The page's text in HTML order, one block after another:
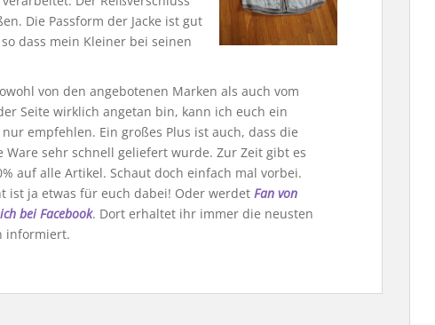
Die Passform der Jacke ist gut
dass mein Kleiner bei seinen
von den angebotenen Marken als auch vom
Seite wirklich angetan bin, kann ich euch ein
empfehlen. Ein großes Plus ist auch, dass die
Ware sehr schnell geliefert wurde. Zur Zeit gibt es
auf alle Artikel. Schaut doch einfach mal vorbei.
ist ja etwas für euch dabei! Oder werdet Fan von
bei Facebook. Dort erhaltet ihr immer die neusten
informiert.